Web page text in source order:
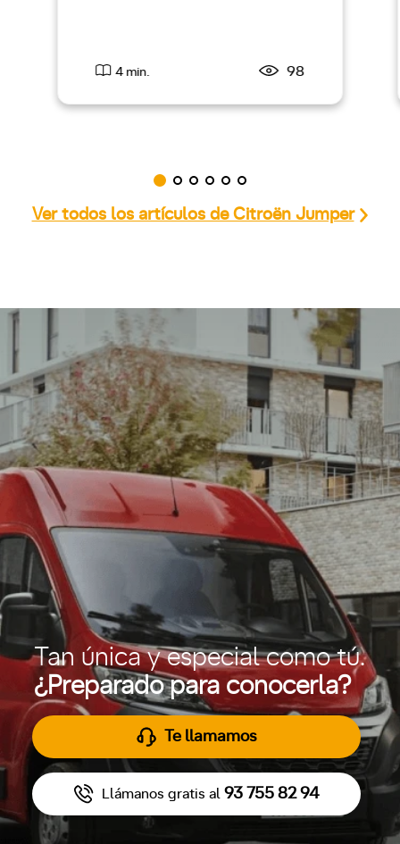
4 min. 98
Ver todos los artículos de Citroën Jumper
Tan única y especial como tú.
¿Preparado para conocerla?
Te llamamos
Llámanos gratis al 93 755 82 94